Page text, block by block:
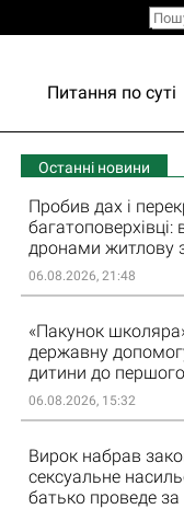
Питання по суті
Останні новини
Пробив дах і
дронами житлову
06.08.2026, 21:48
«Пакунок
державну
дитини до
06.08.2026, 15:32
Вирок набрав
сексуальне
батько проведе